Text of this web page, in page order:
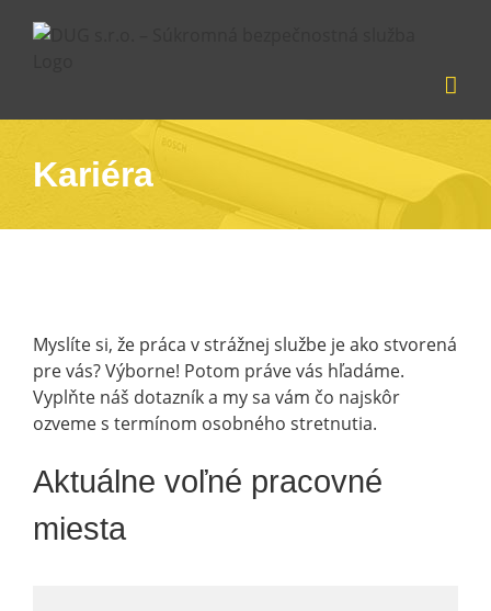
Kariéra
Myslíte si, že práca v strážnej službe je ako stvorená
pre vás? Výborne! Potom práve vás hľadáme.
Vyplňte náš dotazník a my sa vám čo najskôr
ozveme s termínom osobného stretnutia.
Aktuálne voľné pracovné
miesta